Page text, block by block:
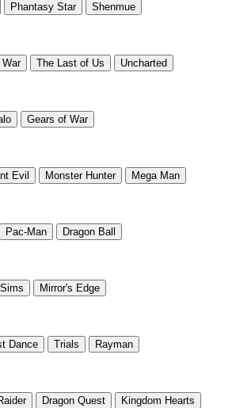
Phantasy Star Shenmue
The Last of Us Uncharted
Gears of War
Evil Monster Hunter Mega Man
Pac-Man Dragon Ball
Mirror's Edge
Dance Trials Rayman
Dragon Quest Kingdom Hearts